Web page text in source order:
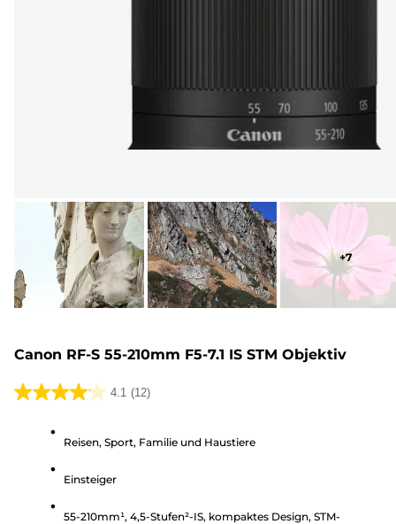
+7
Canon RF-S 55-210mm F5-7.1 IS STM Objektiv
4.1 (12)
4.1
Sternen.
Bewertungen
Reisen, Sport, Familie und Haustiere
Einsteiger
55-210mm¹, 4,5-Stufen²-IS, kompaktes Design, STM-